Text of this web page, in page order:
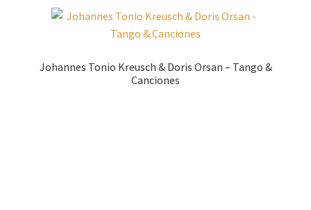
Johannes Tonio Kreusch & Doris Orsan – Tango &
Canciones